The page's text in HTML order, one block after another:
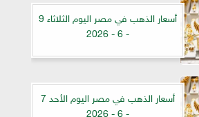
أسعار الذهب في مصر اليوم الثلاثاء 9
- 6 - 2026
أسعار الذهب في مصر اليوم الأحد 7
- 6 - 2026